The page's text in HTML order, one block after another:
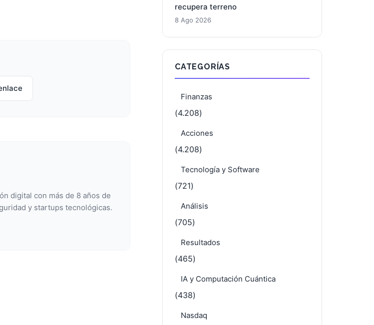
digital con más de 8 años de
y startups tecnológicas.
recupera terreno
8 Ago 2026
CATEGORÍAS
Finanzas
(4.208)
Acciones
(4.208)
Tecnología y Software
(721)
Análisis
(705)
Resultados
(465)
IA y Computación Cuántica
(438)
Nasdaq